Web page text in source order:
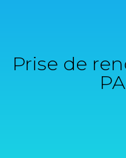
Prise de